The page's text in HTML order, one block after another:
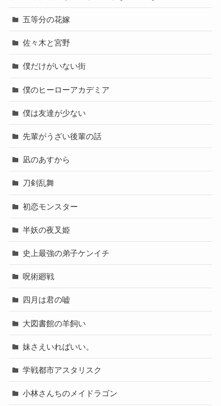
五等分の花嫁
佐々木と宮野
僕だけがいない街
僕のヒーローアカデミア
僕は友達が少ない
先輩がうざい後輩の話
凪のあすから
刀剣乱舞
初恋モンスター
半妖の夜叉姫
史上最強の弟子ケンイチ
呪術廻戦
四月は君の嘘
大図書館の羊飼い
妹さえいればいい。
学戦都市アスタリスク
小林さんちのメイドラゴン